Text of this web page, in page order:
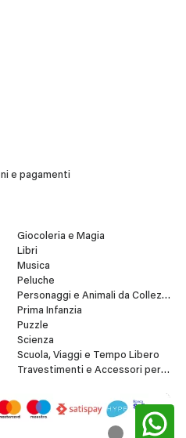
e pagamenti
Giocoleria e Magia
Libri
Musica
Peluche
Personaggi e Animali da Collezione
Prima Infanzia
Puzzle
Scienza
Scuola, Viaggi e Tempo Libero
Travestimenti e Accessori per